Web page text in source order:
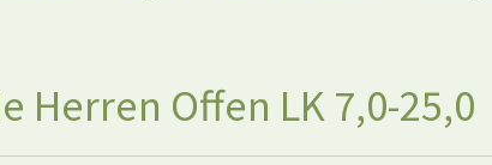
Herren Offen LK 7,0-25,0